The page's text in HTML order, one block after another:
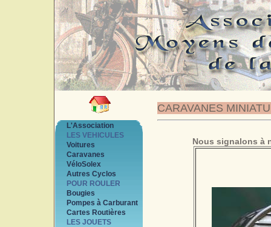
CARAVANES
L'Association
LES VEHICULES
Voitures
Caravanes
VéloSolex
Autres Cyclos
POUR ROULER
Bougies
Pompes à Carburant
Cartes Routières
LES JOUETS
Nous signalons à